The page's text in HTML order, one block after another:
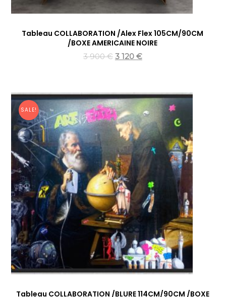
Tableau COLLABORATION /Alex Flex 105CM/90CM
/BOXE AMERICAINE NOIRE
3 900€ 3 120 €
SALE!
Tableau COLLABORATION /BLURE 114CM/90CM /BOXE